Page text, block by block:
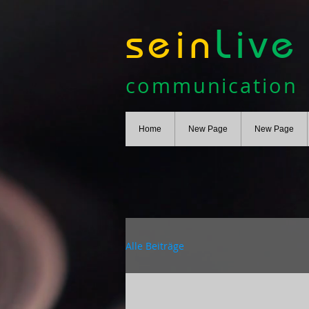
sein Live
communication
Home New Page New Page
Alle Beiträge